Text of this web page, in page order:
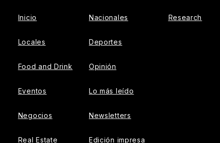
Inicio
Locales
Food and Drink
Eventos
Negocios
Real Estate
Nacionales
Deportes
Opinión
Lo más leído
Newsletters
Edición impresa
Research